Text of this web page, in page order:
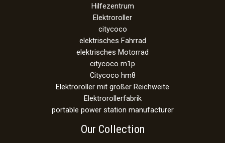
Hilfezentrum
Elektroroller
citycoco
elektrisches Fahrrad
elektrisches Motorrad
citycoco m1p
Citycoco hm8
Elektroroller mit großer Reichweite
Elektrorollerfabrik
portable power station manufacturer
Our Collection